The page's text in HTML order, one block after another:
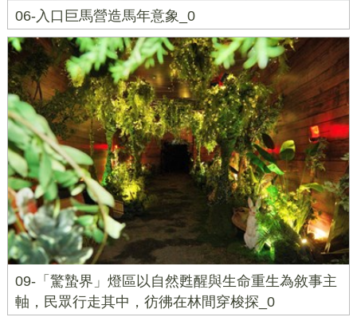
06-入口巨馬營造馬年意象_0
09-「驚蟄界」燈區以自然甦醒與生命重生為敘事主
軸，民眾行走其中，彷彿在林間穿梭探_0